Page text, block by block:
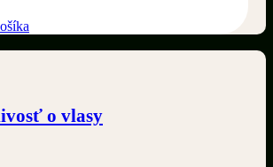
o vlasy